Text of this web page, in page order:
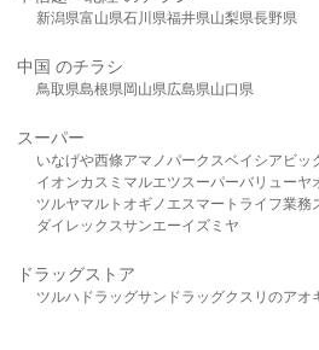
新潟県富山県石川県福井県山梨県長野県
中国 のチラシ
鳥取県島根県岡山県広島県山口県
スーパー
いなげや西條アマノパークスベイシア ビッ
イオンカスミ マルエツスーパーバリューヤ
ツルヤマルト オギノ エスマート ライフ業務
ダイレックスサンエーイズミヤ
ドラッグストア
ツルハドラッグサンドラッグクスリのアオ